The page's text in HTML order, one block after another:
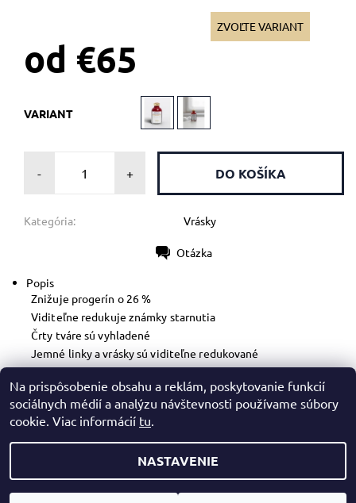
ZVOĽTE VARIANT
od €65
VARIANT
- +
Kategória: Vrásky
Otázka
Popis
Znižuje progerín o 26 %
Viditeľne redukuje známky starnutia
Črty tváre sú vyhladené
Jemné linky a vrásky sú viditeľne redukované
Pleť je pevnejšia, tonizovanejšia a plnšia
Pleť vyzerá oddýchnutá
2026 © Mazreku Skin Boutique, všetky práva vyhradené
Upraviť nastavenie cookies
Na prispôsobenie obsahu a reklám, poskytovanie funkcií
sociálnych médií a analýzu návštevnosti používame súbory
cookie. Viac informácií tu.
NASTAVENIE